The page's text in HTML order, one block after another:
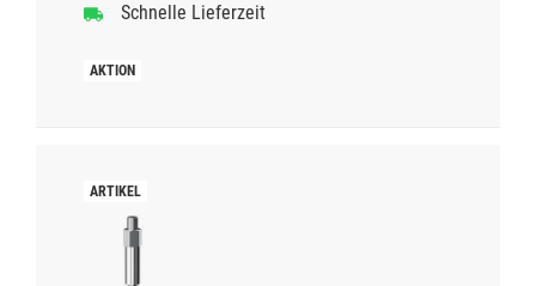
Schnelle Lieferzeit